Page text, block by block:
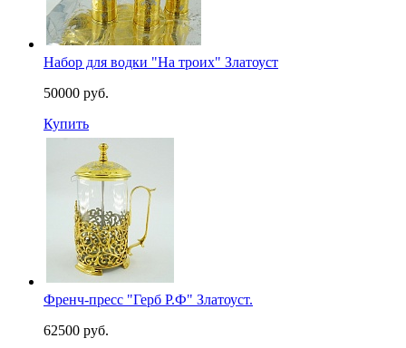
Набор для водки "На троих" Златоуст
50000 руб.
Купить
Френч-пресс "Герб Р.Ф" Златоуст.
62500 руб.